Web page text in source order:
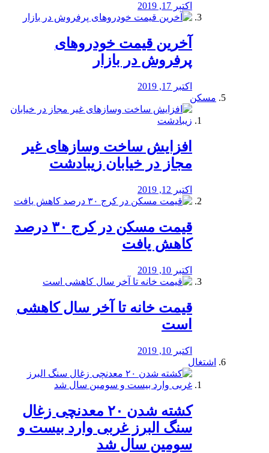
اکتبر 17, 2019
آخرین قیمت خودرو‌های
پرفروش در بازار
اکتبر 17, 2019
مسکن
افزایش ساخت وسازهای غیر
مجاز در خیابان زیبادشت
اکتبر 12, 2019
️قیمت مسکن در کرج ۳۰ درصد
کاهش یافت
اکتبر 10, 2019
قیمت خانه تا آخر سال کاهشی
است
اکتبر 10, 2019
اشتغال
کشته شدن ۲۰ معدنچی زغال
سنگ البرز غربی وارد بیست و
سومین سال شد